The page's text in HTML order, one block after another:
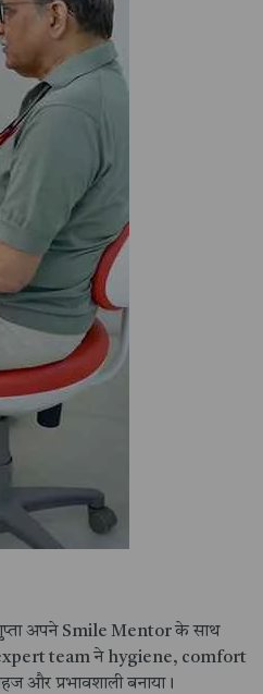
अपने Smile Mentor के साथ
team ने hygiene, comfort
और प्रभावशाली बनाया।